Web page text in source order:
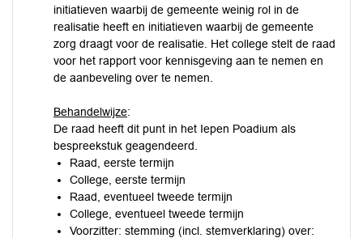
initiatieven waarbij de gemeente weinig rol in de
realisatie heeft en initiatieven waarbij de gemeente
zorg draagt voor de realisatie. Het college stelt de raad
voor het rapport voor kennisgeving aan te nemen en
de aanbeveling over te nemen.
Behandelwijze:
De raad heeft dit punt in het Iepen Poadium als
bespreekstuk geagendeerd.
Raad, eerste termijn
College, eerste termijn
Raad, eventueel tweede termijn
College, eventueel tweede termijn
Voorzitter: stemming (incl. stemverklaring) over: